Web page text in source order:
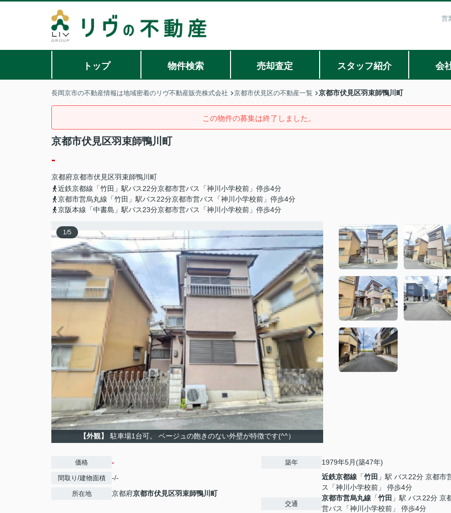
営
トップ 物件検索 売却査定 スタッフ紹介 会
長岡京市の不動産情報は地域密着のリヴ不動産販売株式会社 京都市伏見区の不動産一覧 京都市伏見区羽束師鴨川町
この物件の募集は終了しました。
京都市伏見区羽束師鴨川町
-
京都府京都市伏見区羽束師鴨川町
近鉄京都線「竹田」駅バス22分京都市営バス「神川小学校前」停歩4分
京都市営烏丸線「竹田」駅バス22分京都市営バス「神川小学校前」停歩4分
京阪本線「中書島」駅バス23分京都市営バス「神川小学校前」停歩4分
1/5
【外観】 駐車場1台可。 ベージュの飽きのない外壁が特徴です(^^）
価格 -
間取り/建物面積 -/-
所在地 京都府京都市伏見区羽束師鴨川町
築年 1979年5月(築47年)
交通
近鉄京都線 「竹田 」駅 バス22分 京都市
ス「神川小学校前」 停歩4分
京都市営烏丸線 「竹田 」駅 バス22分 京
営バス「神川小学校前」 停歩4分